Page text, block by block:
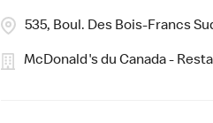
535, Boul. Des Bois-Francs
McDonald's du Canada -